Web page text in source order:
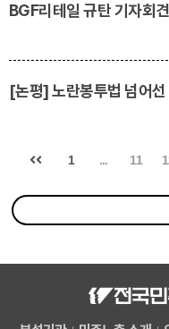
BGF리테일 규탄 기자회견
[논평] 노란봉투법 넘어
1 ... 11